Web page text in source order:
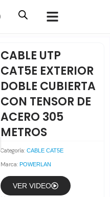
CABLE UTP
CAT5E EXTERIOR
DOBLE CUBIERTA
CON TENSOR DE
ACERO 305
METROS
Categoría: CABLE CAT5E
Marca: POWERLAN
VER VIDEO